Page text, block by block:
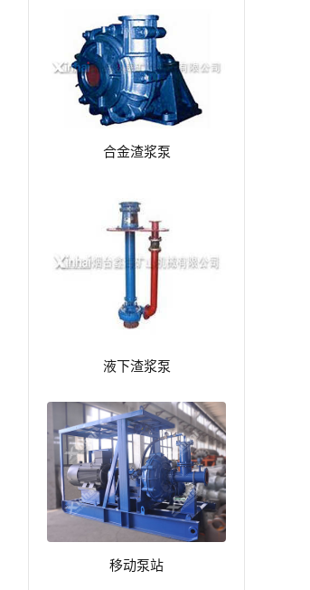
合金渣浆泵
液下渣浆泵
移动泵站